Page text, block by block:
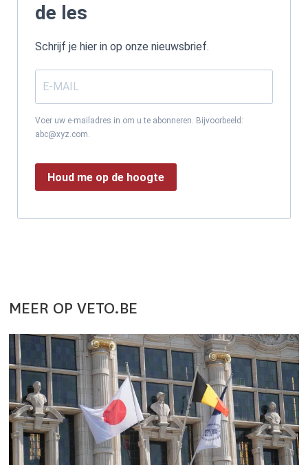
de les
Schrijf je hier in op onze nieuwsbrief.
Voer uw e-mailadres in om u te abonneren. Bijvoorbeeld:
abc@xyz.com.
Houd me op de hoogte
MEER OP VETO.BE